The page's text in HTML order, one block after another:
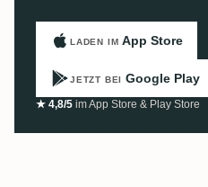
LADEN IM App Store
JETZT BEI Google Play
★ 4,8/5 im App Store & Play Store